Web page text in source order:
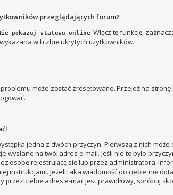
przeglądających forum?
pokazuj statusu online. Włącz tę funkcję,
w liczbie ukrytych użytkowników.
może zostać zresetowane. Przejdź na
jedna z dwóch przyczyn. Pierwszą z nich może
na twój adres e-mail. Jeśli nie to było
rejestrującą się lub przez administratora.
instrukcjami. Jeżeli taka wiadomość do ciebie nie
ciebie adres e-mail jest prawidłowy, spróbuj